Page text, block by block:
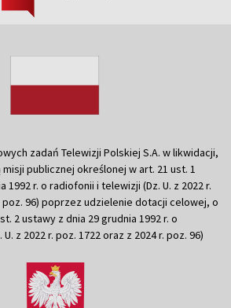
zadań Telewizji Polskiej S.A. w likwidacji,
publicznej określonej w art. 21 ust. 1
1992 r. o radiofonii i telewizji (Dz. U. z 2022 r.
poz. 96) poprzez udzielenie dotacji celowej, o
2 ustawy z dnia 29 grudnia 1992 r. o
z 2022 r. poz. 1722 oraz z 2024 r. poz. 96)